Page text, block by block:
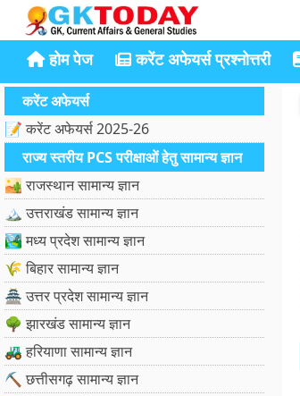
होम पेज करेंट अफेयर्स प्रश्नोत्तरी
करेंट अफेयर्स
📝 करेंट अफेयर्स 2025-26
राज्य स्तरीय PCS परीक्षाओं हेतु सामान्य ज्ञान
🏜️ राजस्थान सामान्य ज्ञान
🏔️ उत्तराखंड सामान्य ज्ञान
🏞️ मध्य प्रदेश सामान्य ज्ञान
🌾 बिहार सामान्य ज्ञान
🏯 उत्तर प्रदेश सामान्य ज्ञान
🌳 झारखंड सामान्य ज्ञान
🚜 हरियाणा सामान्य ज्ञान
⛏️ छत्तीसगढ़ सामान्य ज्ञान